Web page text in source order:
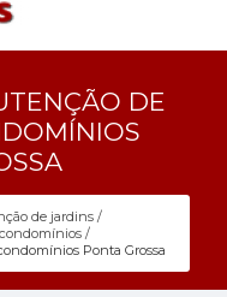
DE
de jardins
Ponta Grossa